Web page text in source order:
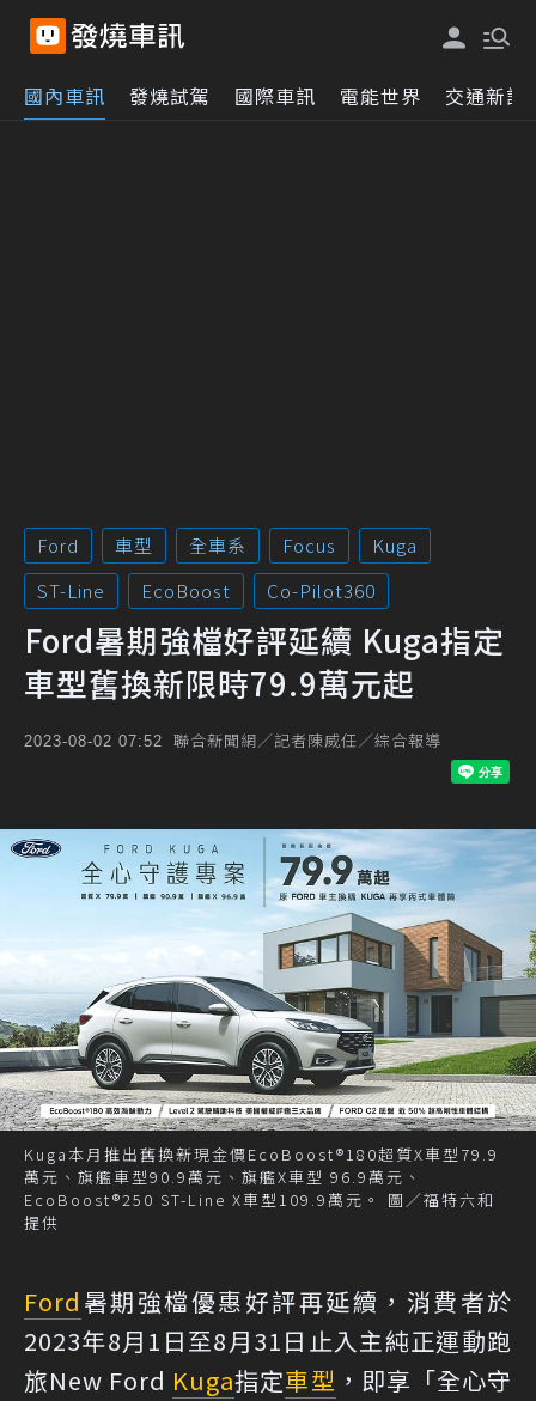
國內車訊 發燒試駕 國際車訊 電能世界 交通新訊
Ford 車型 全車系 Focus
Kuga
ST-Line
EcoBoost Co-Pilot360
Ford暑期強檔好評延續 Kuga指定
車型舊換新限時79.9萬元起
2023-08-02 07:52 聯合新聞網／記者陳威任／綜合報導
Kuga本月推出舊換新現金價EcoBoost®180超質X車型79.9
萬元、旗艦車型90.9萬元、旗艦X車型 96.9萬元、
EcoBoost®250 ST-Line X車型109.9萬元。 圖／福特六和
提供
Ford 暑期強檔優惠好評再延續，消費者於
2023年8月1日至8月31日止入主純正運動跑
旅New Ford Kuga指定車型 ，即享「全心守